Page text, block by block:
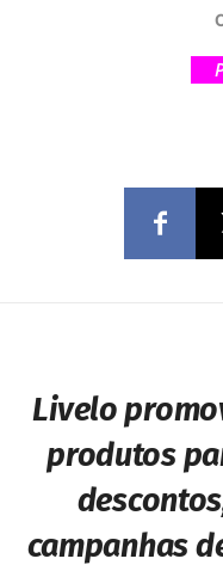
Livelo
produtos
campanhas